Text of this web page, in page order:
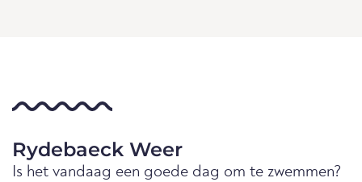
Rydebaeck Weer
Is het vandaag een goede dag om te zwemmen?